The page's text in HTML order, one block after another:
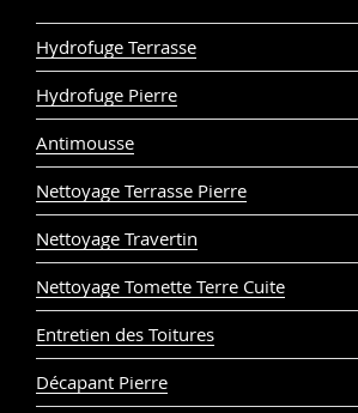
Hydrofuge Terrasse
Hydrofuge Pierre
Antimousse
Nettoyage Terrasse Pierre
Nettoyage Travertin
Nettoyage Tomette Terre Cuite
Entretien des Toitures
Décapant Pierre